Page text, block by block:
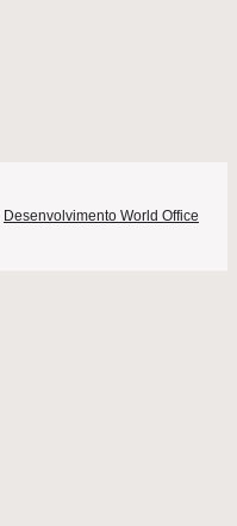
Desenvolvimento World Office